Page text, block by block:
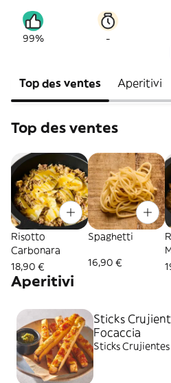
99% -
Top des ventes Aperitivi
Top des ventes
Risotto
Carbonara
18,90 €
Spaghetti
16,90 €
Aperitivi
Sticks
Focaccia
Sticks